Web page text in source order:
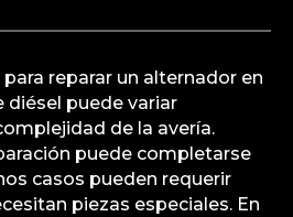
reparar un alternador en
diésel puede variar
de la avería.
puede completarse
casos pueden requerir
piezas especiales. En